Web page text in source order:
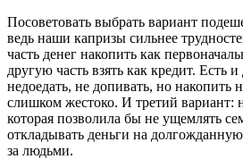
Посоветовать выбрать вариант
ведь наши капризы сильнее
часть денег накопить как
другую часть взять как кредит. Есть
недоедать, не допивать, но накопить
слишком жестоко. И третий вариант:
которая позволила бы не ущемлять
откладывать деньги на
за людьми.